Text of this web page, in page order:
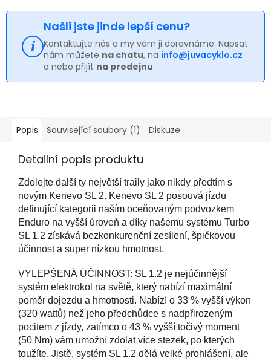
Našli jste jinde lepší cenu?
Kontaktujte nás a my vám ji dorovnáme. Napsat
nám můžete na chatu, na info@juvacyklo.cz
a nebo přijít na prodejnu.
Popis Související soubory (1) Diskuze
Detailní popis produktu
Zdolejte další ty největší traily jako nikdy předtím s
novým Kenevo SL 2. Kenevo SL 2 posouvá jízdu
definující kategorii naším oceňovaným podvozkem
Enduro na vyšší úroveň a díky našemu systému Turbo
SL 1.2 získává bezkonkurenční zesílení, špičkovou
účinnost a super nízkou hmotnost.
VYLEPŠENÁ ÚČINNOST: SL 1.2 je nejúčinnější
systém elektrokol na světě, který nabízí maximální
poměr dojezdu a hmotnosti. Nabízí o 33 % vyšší výkon
(320 wattů) než jeho předchůdce s nadpřirozeným
pocitem z jízdy, zatímco o 43 % vyšší točivý moment
(50 Nm) vám umožní zdolat více stezek, po kterých
toužíte. Jistě, systém SL 1.2 dělá velké prohlášení, ale